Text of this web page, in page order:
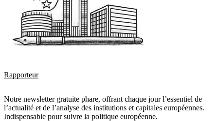
Rapporteur
Notre newsletter gratuite phare, offrant chaque jour l’essentiel de
l’actualité et de l’analyse des institutions et capitales européennes.
Indispensable pour suivre la politique européenne.